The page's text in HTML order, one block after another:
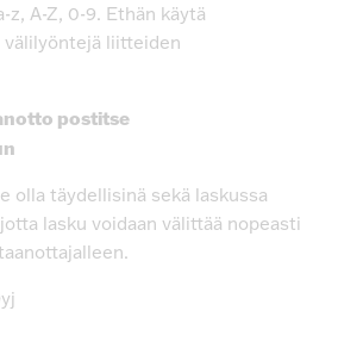
A-Z, 0-9. Ethän käytä
liitteiden
postitse
olla täydellisinä sekä laskussa
lasku voidaan välittää nopeasti